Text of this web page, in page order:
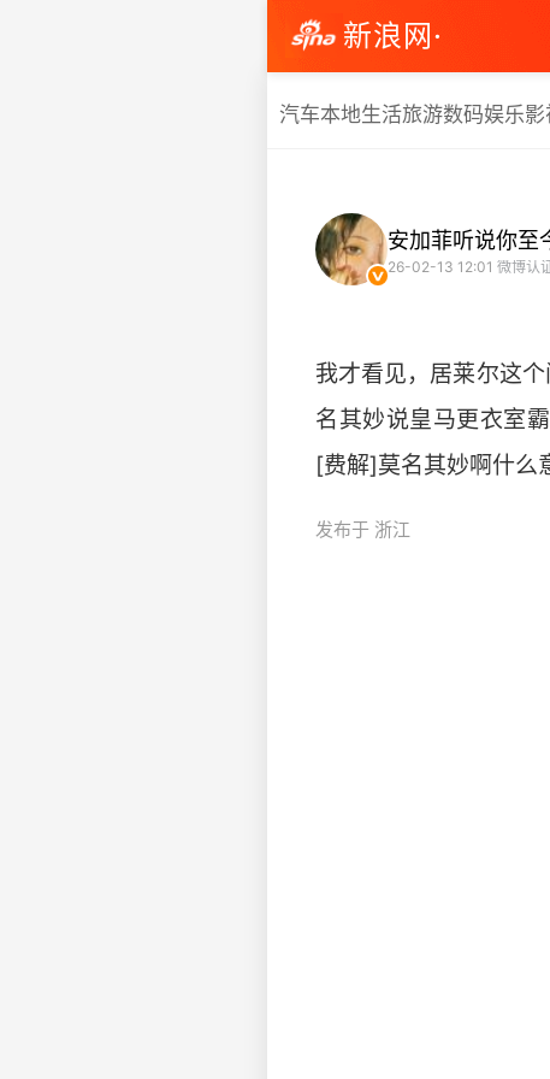
新浪网·
汽车本地生活旅游数码娱乐影
安加菲听说你至
26-02-13 12:01 微博认
我才看见，居莱尔这
名其妙说皇马更衣室
[费解]莫名其妙啊什么
发布于 浙江